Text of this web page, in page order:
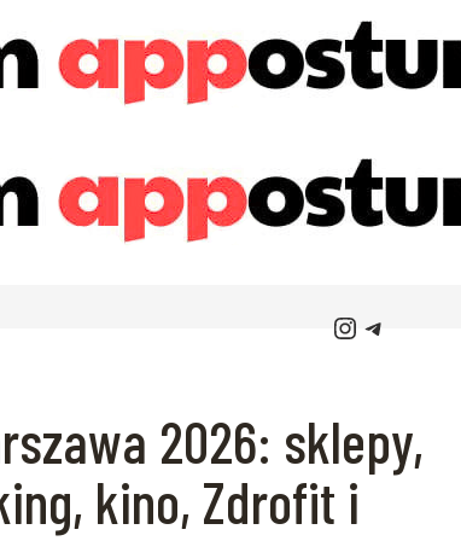
Instagram
Telegram
2026: sklepy,
kino, Zdrofit i